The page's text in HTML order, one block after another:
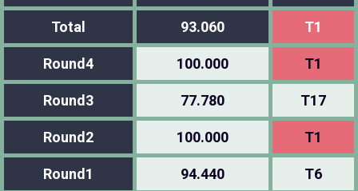
Total 93.060 T1
Round4 100.000 T1
Round3 77.780 T17
Round2 100.000 T1
Round1 94.440 T6